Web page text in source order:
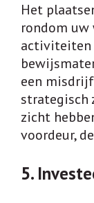
Het
rondom uw
activiteiten
een
strategisch
zicht
voordeur,
5.